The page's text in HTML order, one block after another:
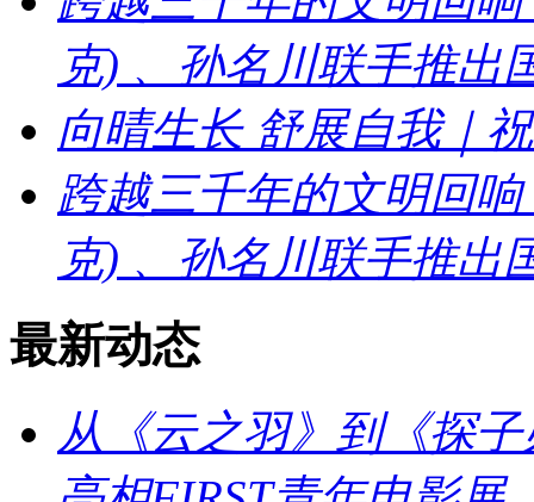
克) 、孙名川联手推出
向晴生长 舒展自我｜
跨越三千年的文明回
克) 、孙名川联手推出
最新动态
从《云之羽》到《探